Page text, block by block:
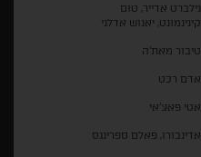
גילברט אדייר, טום
קינינמונט, יאנוש אדלני
טיבור מאת'ה
אדם רכט
אטי פאצ'אי
אדינבורו, פאלם ספרינגס